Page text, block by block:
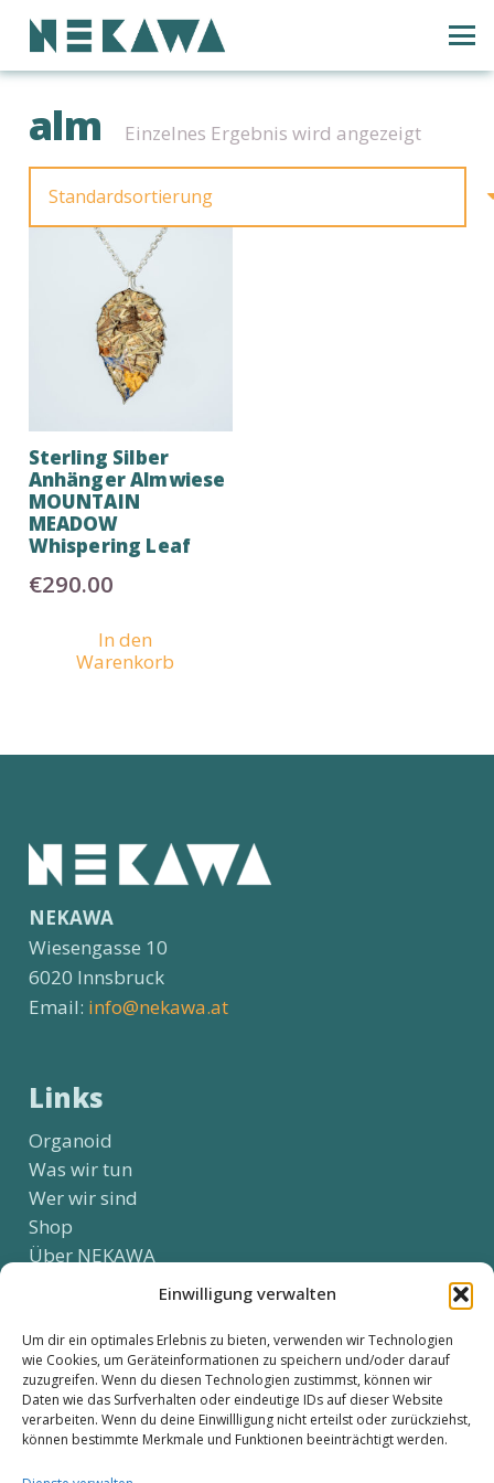
Einwilligung verwalten
Um dir ein optimales Erlebnis zu bieten, verwenden wir Technologien
wie Cookies, um Geräteinformationen zu speichern und/oder darauf
zuzugreifen. Wenn du diesen Technologien zustimmst, können wir
Daten wie das Surfverhalten oder eindeutige IDs auf dieser Website
verarbeiten. Wenn du deine Einwillligung nicht erteilst oder zurückziehst,
können bestimmte Merkmale und Funktionen beeinträchtigt werden.
alm Einzelnes Ergebnis wird angezeigt
Sterling Silber
Anhänger Almwiese
MOUNTAIN
MEADOW
Whispering Leaf
€290.00
In den
Warenkorb
NEKAWA
Wiesengasse 10
6020 Innsbruck
Email: info@nekawa.at
Links
Organoid
Was wir tun
Wer wir sind
Shop
Über NEKAWA
Social Media